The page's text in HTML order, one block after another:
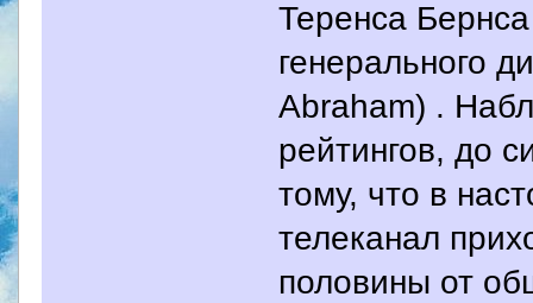
Теренса
генерального
Abraham) .
рейтингов, до
тому, что в
телеканал
половины от